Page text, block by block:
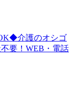
介護のオシゴ
要！WEB・電話